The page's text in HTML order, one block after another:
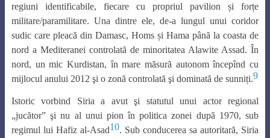
regiuni identificabile, fiecare cu propriul pavilion și forțe
militare/paramilitare. Una dintre ele, de-a lungul unui coridor
sudic care pleacă din Damasc, Homs și Hama până la coasta de
nord a Mediteranei controlată de minoritatea Alawite Assad. În
nord, un mic Kurdistan, în mare măsură autonom începînd cu
mijlocul anului 2012 şi o zonă controlată şi dominată de sunniți.9
Istoric vorbind Siria a avut şi statutul unui actor regional
„jucător” şi nu al unui pion în politica zonei după 1970, sub
regimul lui Hafiz al-Asad10. Sub conducerea sa autoritară, Siria